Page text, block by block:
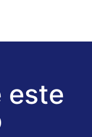
este